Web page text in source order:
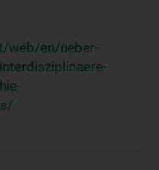
web/en/ueber-